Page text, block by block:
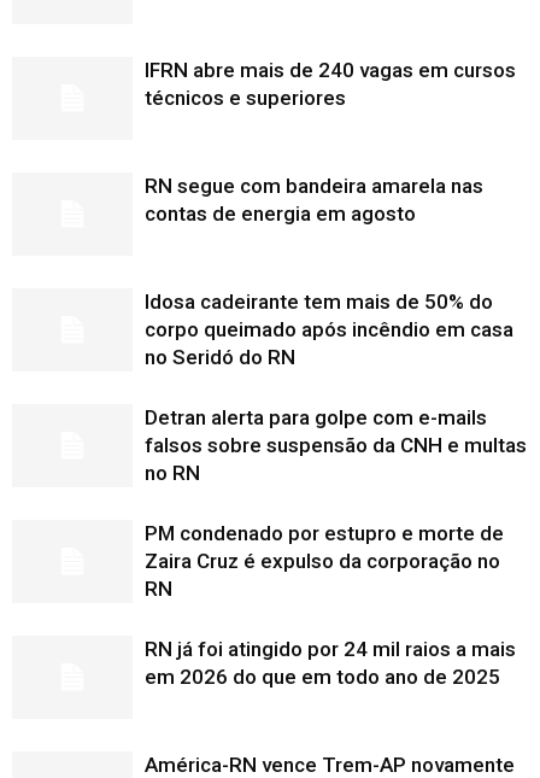
IFRN abre mais de 240 vagas em cursos
técnicos e superiores
RN segue com bandeira amarela nas
contas de energia em agosto
Idosa cadeirante tem mais de 50% do
corpo queimado após incêndio em casa
no Seridó do RN
Detran alerta para golpe com e-mails
falsos sobre suspensão da CNH e multas
no RN
PM condenado por estupro e morte de
Zaira Cruz é expulso da corporação no
RN
RN já foi atingido por 24 mil raios a mais
em 2026 do que em todo ano de 2025
América-RN vence Trem-AP novamente